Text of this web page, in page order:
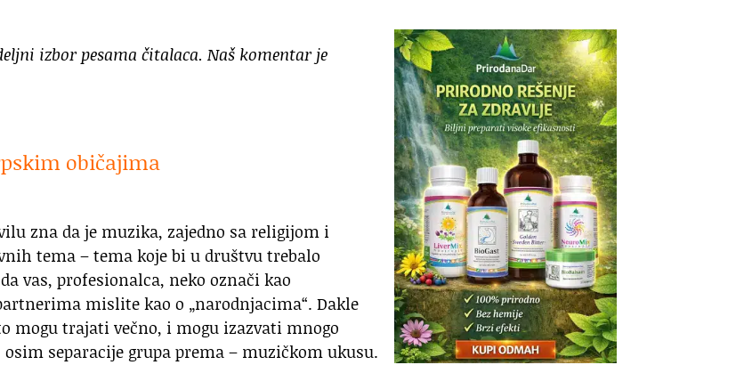
izbor pesama čitalaca. Naš komentar je
običajima
zna da je muzika, zajedno sa religijom i
tema – tema koje bi u društvu trebalo
vas, profesionalca, neko označi kao
mislite kao o „narodnjacima“. Dakle
mogu trajati večno, i mogu izazvati mnogo
separacije grupa prema – muzičkom ukusu.